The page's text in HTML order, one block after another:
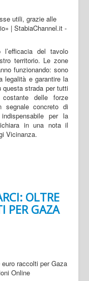
del tavolo
territorio. Le zone
funzionando: sono
legalità e garantire la
strada per tutti
delle forze
segnale concreto di
per la
in una nota il
Vicinanza.
OLTRE
PER GAZA